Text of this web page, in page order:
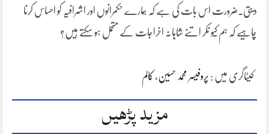
دیتی۔ضرورت اس بات کی ہے کہ ہمارے حکمرانوں اور اشرافیہ کو احساس کرنا
چاہیے کہ ہم کیو نکر اتنے شاہانہ اخراجات کے متحمل ہو سکتے ہیں؟
کیٹاگری میں : پروفیسر محمد حسین ، کالم
مزید پڑھیں